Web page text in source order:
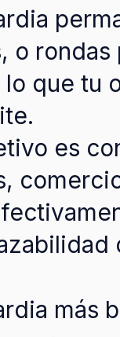
o rondas
lo que tu
es
más